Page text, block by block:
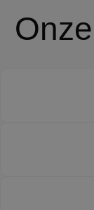
Onze